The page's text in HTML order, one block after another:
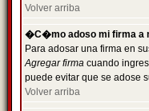
Volver arriba
�C�mo adoso mi firma a
Para adosar una firma en
Agregar firma cuando
puede evitar que se adose
Volver arriba